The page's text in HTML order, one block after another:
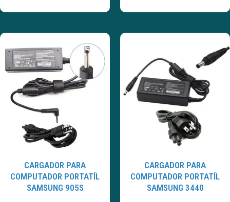
CARGADOR PARA
COMPUTADOR PORTATÍL
SAMSUNG 905S
CARGADOR PARA
COMPUTADOR PORTATÍL
SAMSUNG 3440